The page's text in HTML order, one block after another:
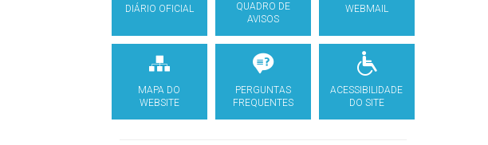
DIÁRIO OFICIAL
QUADRO DE
AVISOS
WEBMAIL
MAPA DO
WEBSITE
PERGUNTAS
FREQUENTES
ACESSIBILIDADE
DO SITE